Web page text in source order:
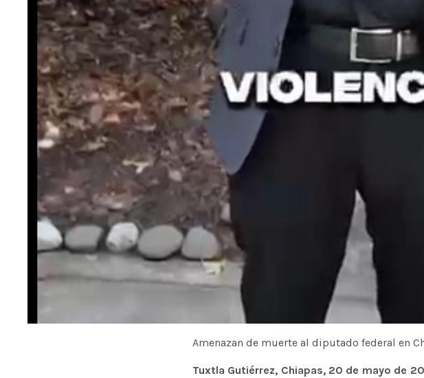
Amenazan de muerte al diputado federal en
Tuxtla Gutiérrez, Chiapas, 20 de mayo de